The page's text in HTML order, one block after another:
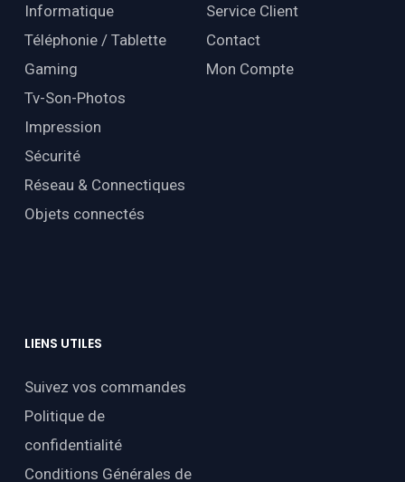
Informatique
Téléphonie / Tablette
Gaming
Tv-Son-Photos
Impression
Sécurité
Réseau & Connectiques
Objets connectés
Service Client
Contact
Mon Compte
LIENS UTILES
Suivez vos commandes
Politique de
confidentialité
Conditions Générales de